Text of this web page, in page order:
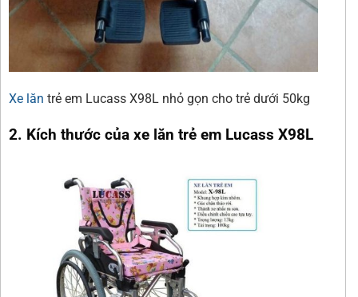
Xe lăn trẻ em Lucass X98L nhỏ gọn cho trẻ dưới 50kg
2. Kích thước của xe lăn trẻ em Lucass X98L